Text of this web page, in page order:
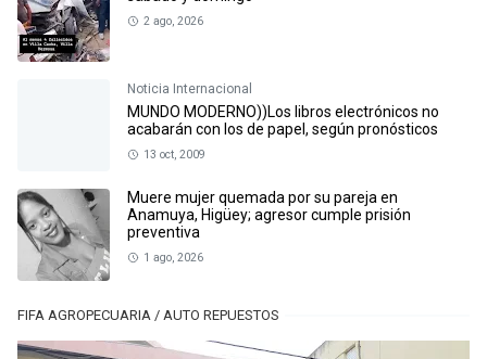
2 ago, 2026
Noticia Internacional
MUNDO MODERNO))Los libros electrónicos no
acabarán con los de papel, según pronósticos
13 oct, 2009
Muere mujer quemada por su pareja en
Anamuya, Higüey; agresor cumple prisión
preventiva
1 ago, 2026
FIFA AGROPECUARIA / AUTO REPUESTOS